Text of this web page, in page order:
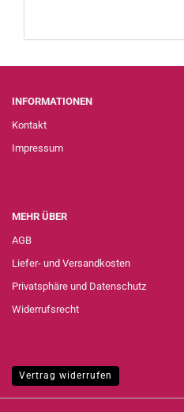
INFORMATIONEN
Kontakt
Impressum
MEHR ÜBER
AGB
Liefer- und Versandkosten
Privatsphäre und Datenschutz
Widerrufsrecht
Vertrag widerrufen